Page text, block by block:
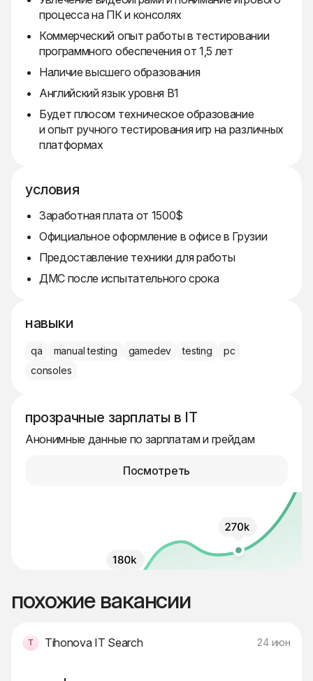
процесса на ПК и консолях
Коммерческий опыт работы в тестировании
программного обеспечения от 1,5 лет
Наличие высшего образования
Английский язык уровня B1
Будет плюсом техническое образование
и опыт ручного тестирования игр на различных
платформах
условия
Заработная плата от 1500$
Официальное оформление в офисе в Грузии
Предоставление техники для работы
ДМС после испытательного срока
навыки
qa manual testing gamedev testing
pc
consoles
прозрачные зарплаты в IT
Анонимные данные по зарплатам и грейдам
Посмотреть
похожие вакансии
Tihonova IT Search 24 июн